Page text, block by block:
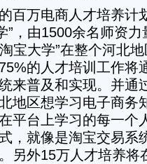
万电商人才培养计
”，由1500余名师资
宝大学”在整个河北
的人才培训工作将
来普及和实现。并通
地区想学习电子商务
平台上学习的每一个
，就像是淘宝交易系
另外15万人才培养将